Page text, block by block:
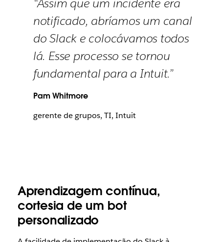
notificado, abríamos um canal
do Slack e colocávamos todos
lá. Esse processo se tornou
fundamental para a Intuit.”
Pam Whitmore
gerente de grupos, TI, Intuit
Aprendizagem contínua,
cortesia de um bot
personalizado